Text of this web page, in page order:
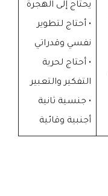
يحتاج إلى الهجرة
• أحتاج لتطوير
نفسي وقدراتي
• أحتاج لحرية
التفكير والتعبير
• جنسية ثانية
أجنبية وقائية